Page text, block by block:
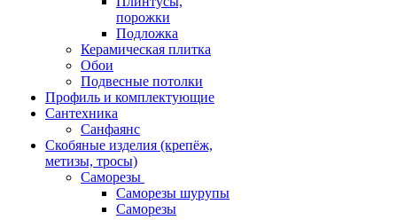
порожки
Подложка
Керамическая плитка
Обои
Подвесные потолки
Профиль и комплектующие
Сантехника
Санфаянс
Скобяные изделия (крепёж,
метизы, тросы)
Саморезы
Саморезы шурупы
Саморезы